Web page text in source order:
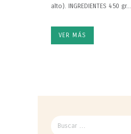
alto). INGREDIENTES 450 gr...
VER MÁS
Buscar